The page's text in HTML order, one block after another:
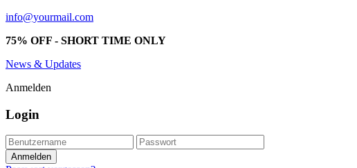
info@yourmail.com
75% OFF - SHORT TIME ONLY
News & Updates
Anmelden
Login